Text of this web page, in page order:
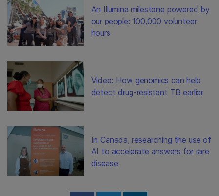
An Illumina milestone powered by
our people: 100,000 volunteer
hours
Video: How genomics can help
detect drug-resistant TB earlier
In Canada, researching the use of
AI to accelerate answers for rare
disease